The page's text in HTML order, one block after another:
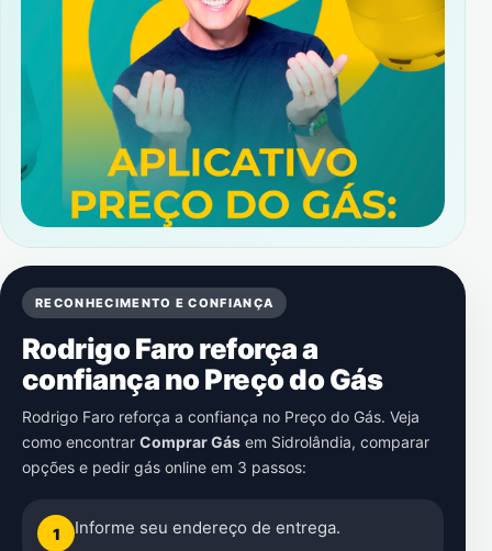
RECONHECIMENTO E CONFIANÇA
Rodrigo Faro reforça a
confiança no Preço do Gás
Rodrigo Faro reforça a confiança no Preço do Gás. Veja
como encontrar Comprar Gás em Sidrolândia, comparar
opções e pedir gás online em 3 passos:
1 Informe seu endereço de entrega.